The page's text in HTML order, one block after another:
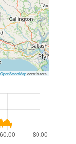
OpenStreetMapcontributors